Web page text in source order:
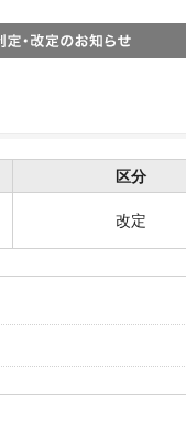
区分
改定